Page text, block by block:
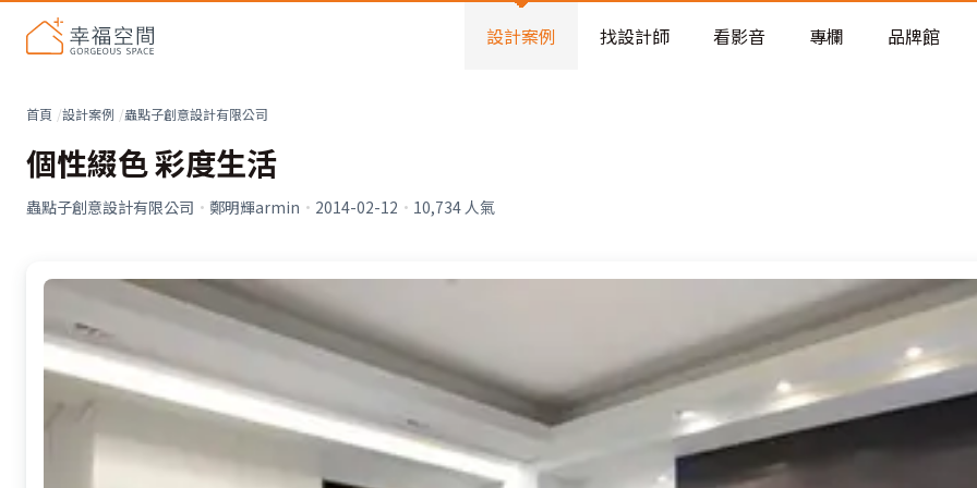
看不見的居家風險和翻新關鍵
老屋預算分配與高 CP 值煥新術
設計案例 找設計師 看影音 專欄 品牌館
首頁 設計案例 蟲點子創意設計有限公司
個性綴色 彩度生活
蟲點子創意設計有限公司 · 鄭明輝armin · 2014-02-12 · 10,734人氣